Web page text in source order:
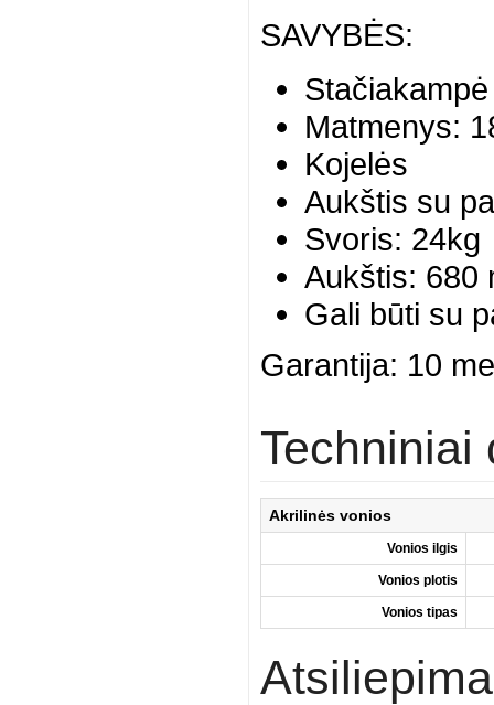
SAVYBĖS:
Matmenys:
Kojelės
Aukštis su
Svoris: 24kg
Aukštis: 680
Gali būti su
Garantija: 10
Techniniai
Akrilinės vonios
Vonios ilgis
Vonios plotis
Vonios tipas